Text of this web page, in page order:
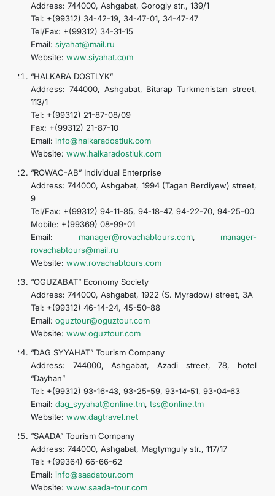
Address: 744000, Ashgabat, Gorogly str., 139/1
Tel: +(99312) 34-42-19, 34-47-01, 34-47-47
Tel/Fax: +(99312) 34-31-15
Email: siyahat@mail.ru
Website: www.siyahat.com
“HALKARA DOSTLYK”
Address: 744000, Ashgabat, Bitarap Turkmenistan street,
113/1
Tel: +(99312) 21-87-08/09
Fax: +(99312) 21-87-10
Email: info@halkaradostluk.com
Website: www.halkaradostluk.com
“ROWAC-AB” Individual Enterprise
Address: 744000, Ashgabat, 1994 (Tagan Berdiyew) street,
9
Tel/Fax: +(99312) 94-11-85, 94-18-47, 94-22-70, 94-25-00
Mobile: +(99369) 08-99-01
Email: manager@rovachabtours.com, manager-
rovachabtours@mail.ru
Website: www.rovachabtours.com
“OGUZABAT” Economy Society
Address: 744000, Ashgabat, 1922 (S. Myradow) street, 3A
Tel: +(99312) 46-14-24, 45-50-88
Email: oguztour@oguztour.com
Website: www.oguztour.com
“DAG SYYAHAT” Tourism Company
Address: 744000, Ashgabat, Azadi street, 78, hotel
“Dayhan”
Tel: +(99312) 93-16-43, 93-25-59, 93-14-51, 93-04-63
Email: dag_syyahat@online.tm, tss@online.tm
Website: www.dagtravel.net
“SAADA” Tourism Company
Address: 744000, Ashgabat, Magtymguly str., 117/17
Tel: +(99364) 66-66-62
Email: info@saadatour.com
Website: www.saada-tour.com